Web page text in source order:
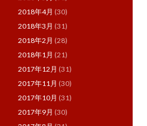
2018年4月 (30)
2018年3月 (31)
2018年2月 (28)
2018年1月 (21)
2017年12月 (31)
2017年11月 (30)
2017年10月 (31)
2017年9月 (30)